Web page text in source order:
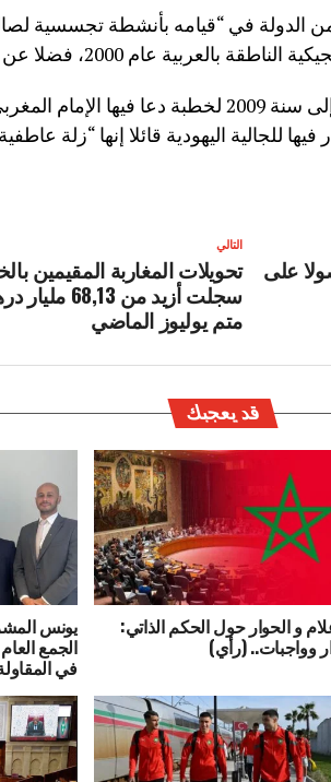
الدولة في “قيامه بأنشطة تجسسية
عام 2000، فضلا عن ادعائه أن له زوجتين”.
وفي عام 2019 ظهر مقطع فيديو يعود إلى سنة 2009 لخطبة
للجالية اليهودية قائلا إنها “زلة
التالي
تحويلات المغاربة المقيمين
سجلت أزيد من
متم يوليوز الماضي
على
قد يعجبك
و الحوار حول الحكم الذاتي:
وواجبات.. (رأي)
يونس
الجمع
في